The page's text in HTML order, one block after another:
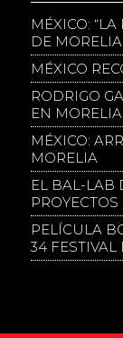
MÉXICO:
DE MORELIA
MÉXICO
RODRIGO
EN
MÉXICO:
MORELIA
EL BAL-LAB
PELÍCULA
34 FESTIVAL